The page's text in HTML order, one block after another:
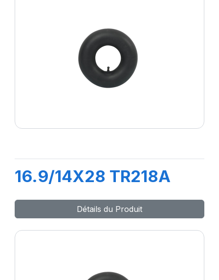
16.9/14X28 TR218A
Détails du Produit